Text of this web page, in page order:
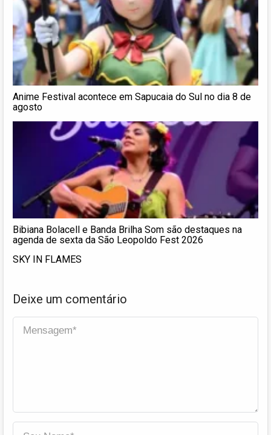
Anime Festival acontece em Sapucaia do Sul no dia 8 de
agosto
Bibiana Bolacell e Banda Brilha Som são destaques na
agenda de sexta da São Leopoldo Fest 2026
SKY IN FLAMES
Deixe um comentário